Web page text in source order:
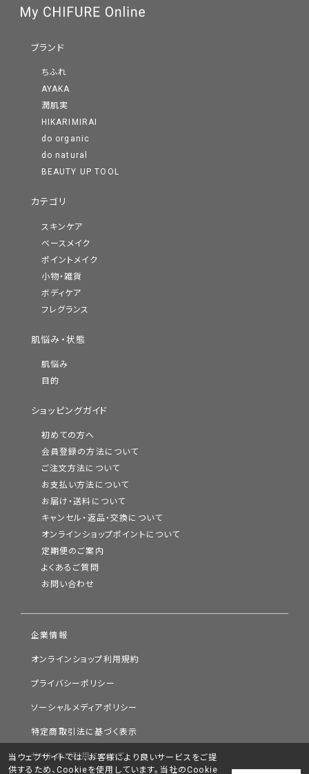
ブランド
ちふれ
AYAKA
潤肌実
HIKARIMIRAI
do organic
do natural
BEAUTY UP TOOL
カテゴリ
スキンケア
ベースメイク
ポイントメイク
小物・雑貨
ボディケア
フレグランス
肌悩み・状態
肌悩み
目的
ショッピングガイド
初めての方へ
会員登録の方法について
ご注文方法について
お支払い方法について
お届け・送料について
キャンセル・返品・交換について
オンラインショップポイントについて
定期便のご案内
よくあるご質問
お問い合わせ
企業情報
オンラインショップ利用規約
プライバシーポリシー
ソーシャルメディアポリシー
特定商取引法に基づく表示
サイトのご利用について
当ウェブサイトでは、お客様により良いサービスをご提
供するため、Cookieを使用しています。当社のCookie